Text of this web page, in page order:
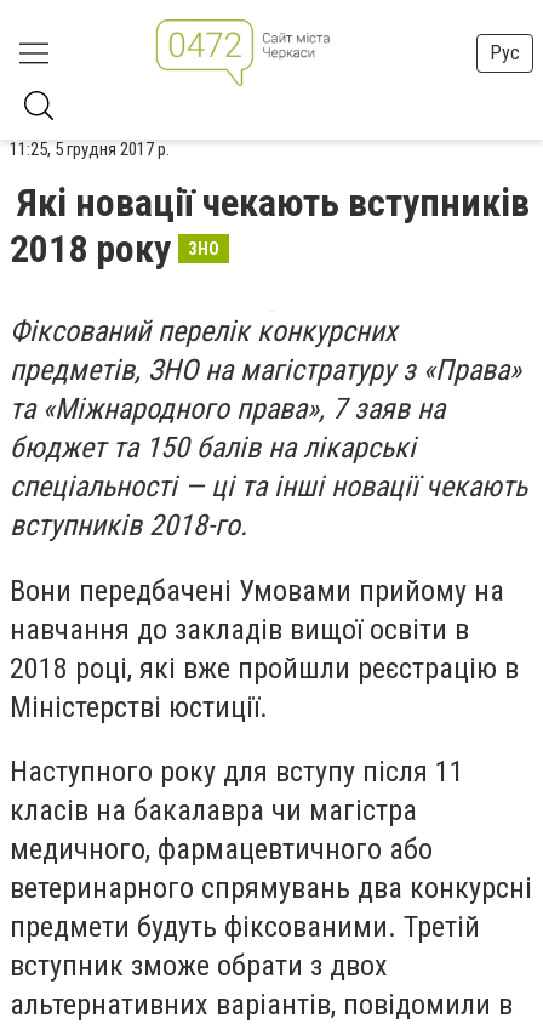
Рус
11:25, 5 грудня 2017 р.
Які новації чекають вступників
2018 року
ЗНО
Фіксований перелік конкурсних
предметів, ЗНО на магістратуру з «Права»
та «Міжнародного права», 7 заяв на
бюджет та 150 балів на лікарські
спеціальності — ці та інші новації чекають
вступників 2018-го.
Вони передбачені Умовами прийому на
навчання до закладів вищої освіти в
2018 році, які вже пройшли реєстрацію в
Міністерстві юстиції.
Наступного року для вступу після 11
класів на бакалавра чи магістра
медичного, фармацевтичного або
ветеринарного спрямувань два конкурсні
предмети будуть фіксованими. Третій
вступник зможе обрати з двох
альтернативних варіантів, повідомили в